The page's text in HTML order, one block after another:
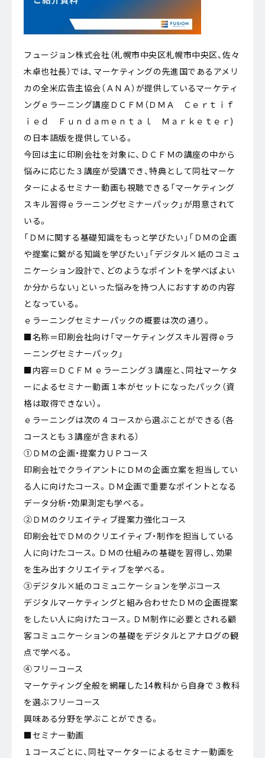
フュージョン株式会社（札幌市中央区札幌市中央区、佐々
木卓也社長）では、マーケティングの先進国であるアメリ
カの全米広告主協会（ＡＮＡ）が提供しているマーケティ
ングｅラーニング講座ＤＣＦＭ（ＤＭＡ Ｃｅｒｔｉｆ
ｉｅｄ Ｆｕｎｄａｍｅｎｔａｌ Ｍａｒｋｅｔｅｒ)
の日本語版を提供している。
今回は主に印刷会社を対象に、ＤＣＦＭの講座の中から
悩みに応じた３講座が受講でき、特典として同社マーケ
ターによるセミナー動画も視聴できる「マーケティング
スキル習得ｅラーニングセミナーパック」が用意されて
いる。
「ＤＭに関する基礎知識をもっと学びたい」「ＤＭの企画
や提案に繋がる知識を学びたい」「デジタル×紙のコミュ
ニケーション設計で、どのようなポイントを学べばよい
か分からない」といった悩みを持つ人におすすめの内容
となっている。
ｅラーニングセミナーパックの概要は次の通り。
■名称＝印刷会社向け「マーケティングスキル習得ｅラ
ーニングセミナーパック」
■内容＝ＤＣＦＭ ｅラーニング３講座と、同社マーケタ
ーによるセミナー動画１本がセットになったパック（資
格は取得できない）。
ｅラーニングは次の４コースから選ぶことができる（各
コースとも３講座が含まれる）
①ＤＭの企画・提案力ＵＰコース
印刷会社でクライアントにＤＭの企画立案を担当してい
る人に向けたコース。ＤＭ企画で重要なポイントとなる
データ分析・効果測定も学べる。
②ＤＭのクリエイティブ提案力強化コース
印刷会社でＤＭのクリエイティブ・制作を担当している
人に向けたコース。ＤＭの仕組みの基礎を習得し、効果
を生み出すクリエイティブを学べる。
③デジタル×紙のコミュニケーションを学ぶコース
デジタルマーケティングと組み合わせたＤＭの企画提案
をしたい人に向けたコース。ＤＭ制作に必要とされる顧
客コミュニケーションの基礎をデジタルとアナログの観
点で学べる。
④フリーコース
マーケティング全般を網羅した14教科から自身で３教科
を選ぶフリーコース
興味ある分野を学ぶことができる。
■セミナー動画
１コースごとに、同社マーケターによるセミナー動画を